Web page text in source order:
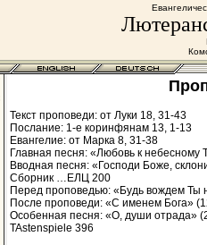
Текст проповеди: от Луки 18, 31-43
Послание: 1-е коринфянам 13, 1-13
Евангелие: от Марка 8, 31-38
Главная песня: «Любовь к небесному
Вводная песня: «Господи Боже,
Cборник …ЕЛЦ 200
Перед проповедью: «Будь вождем
После проповеди: «С именем Бога»
Особенная песня: «О, души отрада»
TAstenspiele 396